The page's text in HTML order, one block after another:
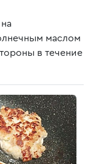
маслом
в течение